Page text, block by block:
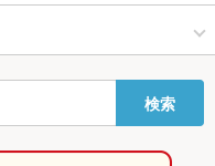
エスニック料理全般
グ
検索